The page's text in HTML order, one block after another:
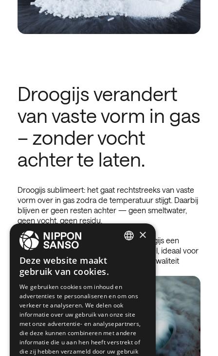
Droogijs verandert
van vaste vorm in gas
– zonder vocht
achter te laten.
Droogijs sublimeert: het gaat rechtstreeks van vaste
vorm over in gas zodra de temperatuur stijgt. Daarbij
blijven er geen resten achter — geen smeltwater,
geen vocht, geen residu.
Dankzij deze unieke eigenschap is droogijs een
bijzonder efficiënt en schoon koelmiddel, ideaal voor
toepassingen waar hygiëne en productkwaliteit
essentieel zijn.
SPANISH
FRENCH
GERMAN
ITALIAN
×
Deze website maakt
gebruik van cookies.
We gebruiken cookies om inhoud en
advertenties te personaliseren en om ons
verkeer te analyseren. We delen ook
informatie over uw gebruik van onze site
met onze advertentie- en analysepartners,
die deze kunnen combineren met andere
informatie die u aan hen heeft verstrekt of
die zij hebben verzameld door uw gebruik